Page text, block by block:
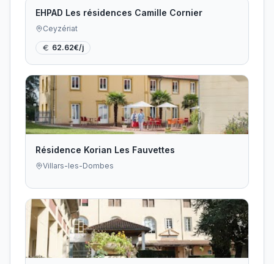
EHPAD Les résidences Camille Cornier
Ceyzériat
62.62€/j
Résidence Korian Les Fauvettes
Villars-les-Dombes